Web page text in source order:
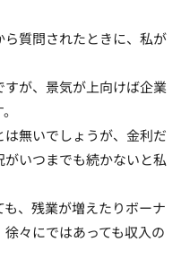
質問されたときに、私が
が、景気が上向けば企業
無いでしょうが、金利だ
いつまでも続かないと私
、残業が増えたりボーナ
々にではあっても収入の